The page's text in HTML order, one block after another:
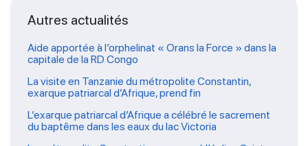
Autres actualités
Aide apportée à l’orphelinat « Orans la Force » dans la
capitale de la RD Congo
La visite en Tanzanie du métropolite Constantin,
exarque patriarcal d’Afrique, prend fin
L’exarque patriarcal d’Afrique a célébré le sacrement
du baptême dans les eaux du lac Victoria